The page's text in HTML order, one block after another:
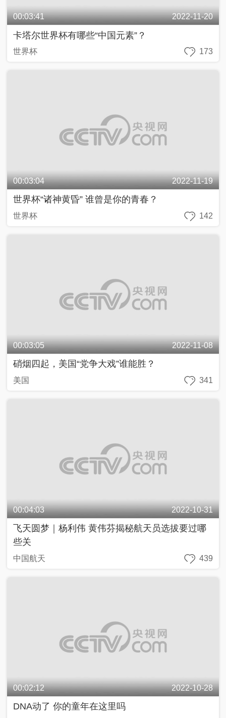
00:03:41 2022-11-20
卡塔尔世界杯有哪些“中国元素”？
世界杯 173
00:03:04 2022-11-19
世界杯“诸神黄昏” 谁曾是你的青春？
世界杯 142
00:03:05 2022-11-08
硝烟四起，美国“党争大戏”谁能胜？
美国 341
00:04:03 2022-10-31
飞天圆梦｜杨利伟 黄伟芬揭秘航天员选拔要过哪
些关
中国航天 439
00:02:12 2022-10-28
DNA动了 你的童年在这里吗